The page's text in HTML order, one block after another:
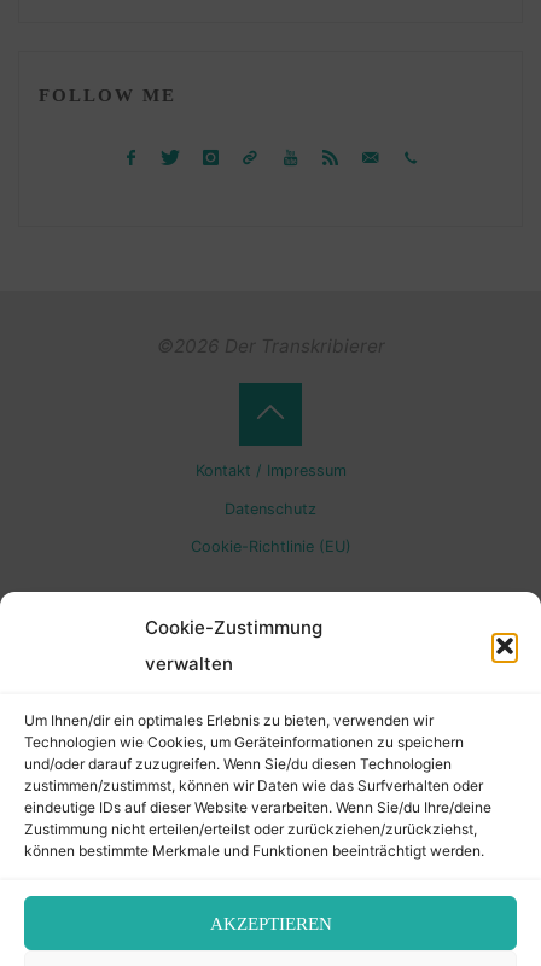
Cookie-Zustimmung
verwalten
Um Ihnen/dir ein optimales Erlebnis zu bieten, verwenden wir
Technologien wie Cookies, um Geräteinformationen zu speichern
und/oder darauf zuzugreifen. Wenn Sie/du diesen Technologien
zustimmen/zustimmst, können wir Daten wie das Surfverhalten oder
eindeutige IDs auf dieser Website verarbeiten. Wenn Sie/du Ihre/deine
Zustimmung nicht erteilen/erteilst oder zurückziehen/zurückziehst,
können bestimmte Merkmale und Funktionen beeinträchtigt werden.
AKZEPTIEREN
FOLLOW ME
©2026 Der Transkribierer
Kontakt / Impressum
Datenschutz
Cookie-Richtlinie (EU)
Back
to